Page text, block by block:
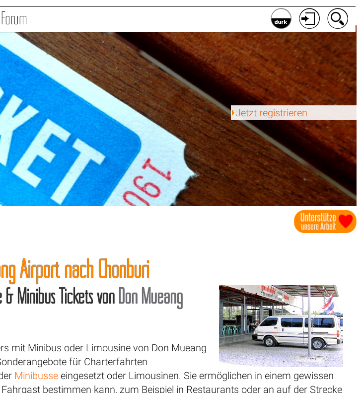
Forum
Jetzt registrieren
Airport nach Chonburi
Minibus Tickets von Don Mueang
mit Minibus oder Limousine von Don Mueang
für Charterfahrten
Minibusse eingesetzt oder Limousinen. Sie ermöglichen in einem gewissen
bestimmen kann, zum Beispiel in Restaurants oder an auf der Strecke